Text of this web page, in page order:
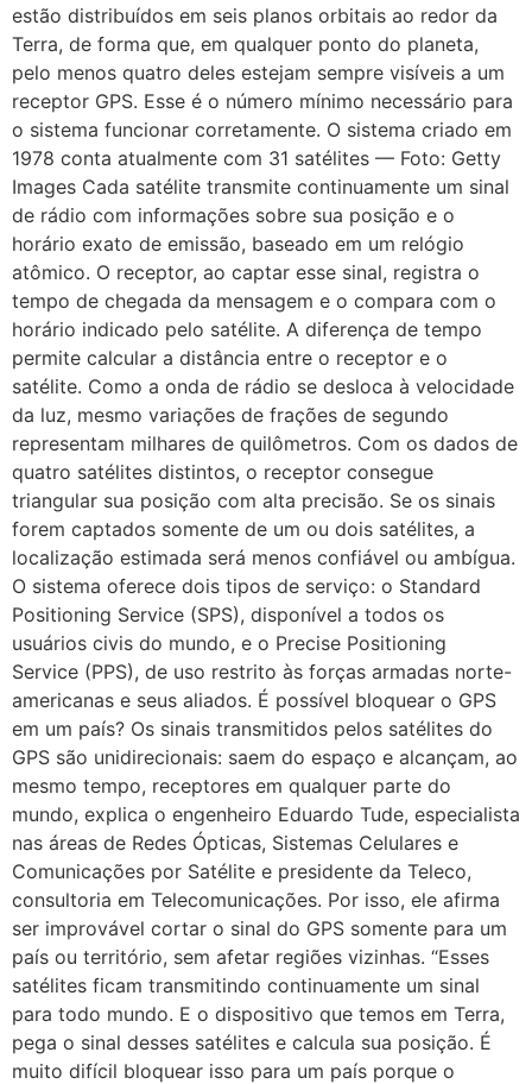
estão distribuídos em seis planos orbitais ao redor da
Terra, de forma que, em qualquer ponto do planeta,
pelo menos quatro deles estejam sempre visíveis a um
receptor GPS. Esse é o número mínimo necessário para
o sistema funcionar corretamente. O sistema criado em
1978 conta atualmente com 31 satélites — Foto: Getty
Images Cada satélite transmite continuamente um sinal
de rádio com informações sobre sua posição e o
horário exato de emissão, baseado em um relógio
atômico. O receptor, ao captar esse sinal, registra o
tempo de chegada da mensagem e o compara com o
horário indicado pelo satélite. A diferença de tempo
permite calcular a distância entre o receptor e o
satélite. Como a onda de rádio se desloca à velocidade
da luz, mesmo variações de frações de segundo
representam milhares de quilômetros. Com os dados de
quatro satélites distintos, o receptor consegue
triangular sua posição com alta precisão. Se os sinais
forem captados somente de um ou dois satélites, a
localização estimada será menos confiável ou ambígua.
O sistema oferece dois tipos de serviço: o Standard
Positioning Service (SPS), disponível a todos os
usuários civis do mundo, e o Precise Positioning
Service (PPS), de uso restrito às forças armadas norte-
americanas e seus aliados. É possível bloquear o GPS
em um país? Os sinais transmitidos pelos satélites do
GPS são unidirecionais: saem do espaço e alcançam, ao
mesmo tempo, receptores em qualquer parte do
mundo, explica o engenheiro Eduardo Tude, especialista
nas áreas de Redes Ópticas, Sistemas Celulares e
Comunicações por Satélite e presidente da Teleco,
consultoria em Telecomunicações. Por isso, ele afirma
ser improvável cortar o sinal do GPS somente para um
país ou território, sem afetar regiões vizinhas. “Esses
satélites ficam transmitindo continuamente um sinal
para todo mundo. E o dispositivo que temos em Terra,
pega o sinal desses satélites e calcula sua posição. É
muito difícil bloquear isso para um país porque o